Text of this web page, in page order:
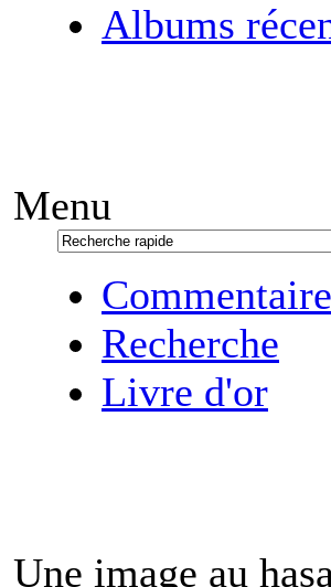
Albums
Menu
Recherche
Livre d'or
Une image au